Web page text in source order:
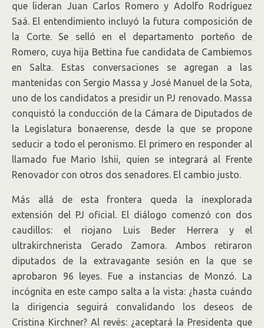
que lideran Juan Carlos Romero y Adolfo Rodríguez
Saá. El entendimiento incluyó la futura composición de
la Corte. Se selló en el departamento porteño de
Romero, cuya hija Bettina fue candidata de Cambiemos
en Salta. Estas conversaciones se agregan a las
mantenidas con Sergio Massa y José Manuel de la Sota,
uno de los candidatos a presidir un PJ renovado. Massa
conquistó la conducción de la Cámara de Diputados de
la Legislatura bonaerense, desde la que se propone
seducir a todo el peronismo. El primero en responder al
llamado fue Mario Ishii, quien se integrará al Frente
Renovador con otros dos senadores. El cambio justo.
Más allá de esta frontera queda la inexplorada
extensión del PJ oficial. El diálogo comenzó con dos
caudillos: el riojano Luis Beder Herrera y el
ultrakirchnerista Gerado Zamora. Ambos retiraron
diputados de la extravagante sesión en la que se
aprobaron 96 leyes. Fue a instancias de Monzó. La
incógnita en este campo salta a la vista: ¿hasta cuándo
la dirigencia seguirá convalidando los deseos de
Cristina Kirchner? Al revés: ¿aceptará la Presidenta que